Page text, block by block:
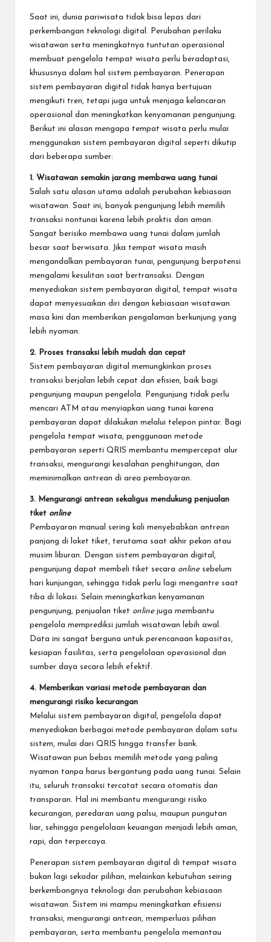
Saat ini, dunia pariwisata tidak bisa lepas dari
perkembangan teknologi digital. Perubahan perilaku
wisatawan serta meningkatnya tuntutan operasional
membuat pengelola tempat wisata perlu beradaptasi,
khususnya dalam hal sistem pembayaran. Penerapan
sistem pembayaran digital tidak hanya bertujuan
mengikuti tren, tetapi juga untuk menjaga kelancaran
operasional dan meningkatkan kenyamanan pengunjung.
Berikut ini alasan mengapa tempat wisata perlu mulai
menggunakan sistem pembayaran digital seperti dikutip
dari beberapa sumber:
1. Wisatawan semakin jarang membawa uang tunai
Salah satu alasan utama adalah perubahan kebiasaan
wisatawan. Saat ini, banyak pengunjung lebih memilih
transaksi nontunai karena lebih praktis dan aman.
Sangat berisiko membawa uang tunai dalam jumlah
besar saat berwisata. Jika tempat wisata masih
mengandalkan pembayaran tunai, pengunjung berpotensi
mengalami kesulitan saat bertransaksi. Dengan
menyediakan sistem pembayaran digital, tempat wisata
dapat menyesuaikan diri dengan kebiasaan wisatawan
masa kini dan memberikan pengalaman berkunjung yang
lebih nyaman.
2. Proses transaksi lebih mudah dan cepat
Sistem pembayaran digital memungkinkan proses
transaksi berjalan lebih cepat dan efisien, baik bagi
pengunjung maupun pengelola. Pengunjung tidak perlu
mencari ATM atau menyiapkan uang tunai karena
pembayaran dapat dilakukan melalui telepon pintar. Bagi
pengelola tempat wisata, penggunaan metode
pembayaran seperti QRIS membantu mempercepat alur
transaksi, mengurangi kesalahan penghitungan, dan
meminimalkan antrean di area pembayaran.
3. Mengurangi antrean sekaligus mendukung penjualan
tiket online
Pembayaran manual sering kali menyebabkan antrean
panjang di loket tiket, terutama saat akhir pekan atau
musim liburan. Dengan sistem pembayaran digital,
pengunjung dapat membeli tiket secara online sebelum
hari kunjungan, sehingga tidak perlu lagi mengantre saat
tiba di lokasi. Selain meningkatkan kenyamanan
pengunjung, penjualan tiket online juga membantu
pengelola memprediksi jumlah wisatawan lebih awal.
Data ini sangat berguna untuk perencanaan kapasitas,
kesiapan fasilitas, serta pengelolaan operasional dan
sumber daya secara lebih efektif.
4. Memberikan variasi metode pembayaran dan
mengurangi risiko kecurangan
Melalui sistem pembayaran digital, pengelola dapat
menyediakan berbagai metode pembayaran dalam satu
sistem, mulai dari QRIS hingga transfer bank.
Wisatawan pun bebas memilih metode yang paling
nyaman tanpa harus bergantung pada uang tunai. Selain
itu, seluruh transaksi tercatat secara otomatis dan
transparan. Hal ini membantu mengurangi risiko
kecurangan, peredaran uang palsu, maupun pungutan
liar, sehingga pengelolaan keuangan menjadi lebih aman,
rapi, dan terpercaya.
Penerapan sistem pembayaran digital di tempat wisata
bukan lagi sekadar pilihan, melainkan kebutuhan seiring
berkembangnya teknologi dan perubahan kebiasaan
wisatawan. Sistem ini mampu meningkatkan efisiensi
transaksi, mengurangi antrean, memperluas pilihan
pembayaran, serta membantu pengelola memantau